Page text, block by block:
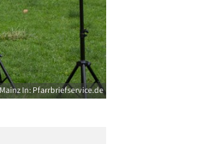
In: Pfarrbriefservice.de